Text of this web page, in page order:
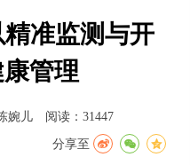
准监测与开
管理
婉儿 阅读：31447
分享至